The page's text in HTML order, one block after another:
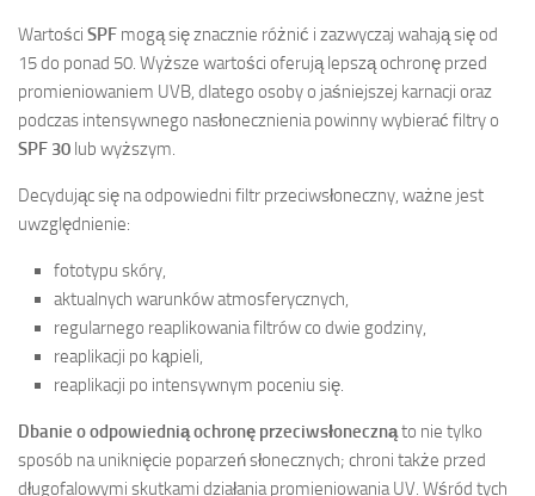
Wartości SPF mogą się znacznie różnić i zazwyczaj wahają się od
15 do ponad 50. Wyższe wartości oferują lepszą ochronę przed
promieniowaniem UVB, dlatego osoby o jaśniejszej karnacji oraz
podczas intensywnego nasłonecznienia powinny wybierać filtry o
SPF 30 lub wyższym.
Decydując się na odpowiedni filtr przeciwsłoneczny, ważne jest
uwzględnienie:
fototypu skóry,
aktualnych warunków atmosferycznych,
regularnego reaplikowania filtrów co dwie godziny,
reaplikacji po kąpieli,
reaplikacji po intensywnym poceniu się.
Dbanie o odpowiednią ochronę przeciwsłonecznąto nie tylko
sposób na uniknięcie poparzeń słonecznych; chroni także przed
długofalowymi skutkami działania promieniowania UV. Wśród tych